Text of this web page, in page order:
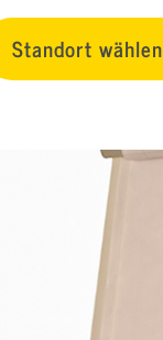
Standort wählen